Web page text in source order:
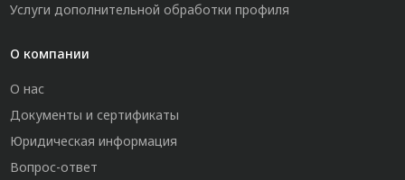
Услуги дополнительной обработки профиля
О компании
О нас
Документы и сертификаты
Юридическая информация
Вопрос-ответ